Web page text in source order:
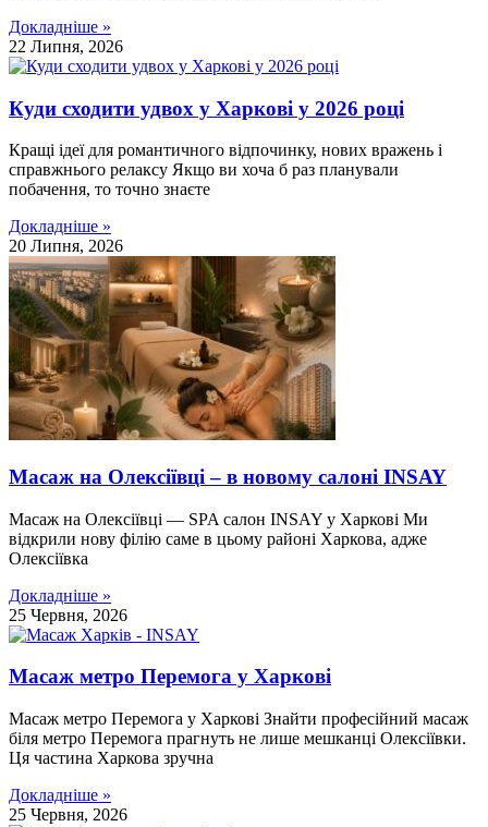
Докладніше »
22 Липня, 2026
Куди сходити удвох у Харкові у 2026 році
Кращі ідеї для романтичного відпочинку, нових вражень і
справжнього релаксу Якщо ви хоча б раз планували
побачення, то точно знаєте
Докладніше »
20 Липня, 2026
Масаж на Олексіївці – в новому салоні INSAY
Масаж на Олексіївці — SPA салон INSAY у Харкові Ми
відкрили нову філію саме в цьому районі Харкова, адже
Олексіївка
Докладніше »
25 Червня, 2026
Масаж метро Перемога у Харкові
Масаж метро Перемога у Харкові Знайти професійний масаж
біля метро Перемога прагнуть не лише мешканці Олексіївки.
Ця частина Харкова зручна
Докладніше »
25 Червня, 2026